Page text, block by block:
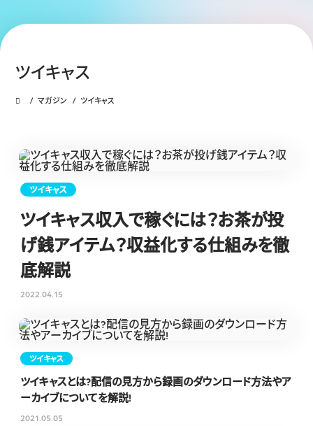
ツイキャス
マガジン ツイキャス
ツイキャス
ツイキャス収入で稼ぐには？お茶が投
げ銭アイテム？収益化する仕組みを徹
底解説
2022.04.15
ツイキャス
ツイキャスとは?配信の見方から録画のダウンロード方法やア
ーカイブについてを解説!
2021.05.05